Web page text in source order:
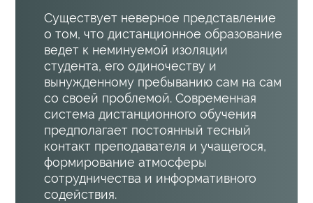
Существует неверное представление
о том, что дистанционное образование
ведет к неминуемой изоляции
студента, его одиночеству и
вынужденному пребыванию сам на сам
со своей проблемой. Современная
система дистанционного обучения
предполагает постоянный тесный
контакт преподавателя и учащегося,
формирование атмосферы
сотрудничества и информативного
содействия.